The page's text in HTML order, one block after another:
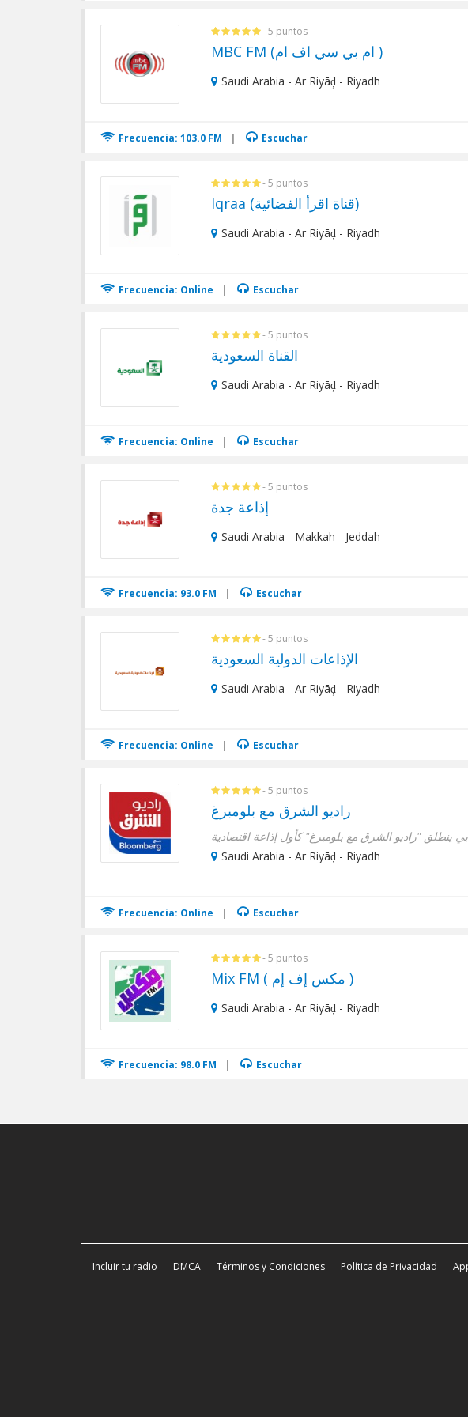
- 5 puntos
MBC FM (ام بي سي اف ام )
Saudi Arabia - Ar Riyāḑ - Riyadh
Frecuencia: 103.0 FM | Escuchar
- 5 puntos
Iqraa (قناة اقرأ الفضائية)
Saudi Arabia - Ar Riyāḑ - Riyadh
Frecuencia: Online | Escuchar
- 5 puntos
القناة السعودية
Saudi Arabia - Ar Riyāḑ - Riyadh
Frecuencia: Online | Escuchar
- 5 puntos
إذاعة جدة
Saudi Arabia - Makkah - Jeddah
Frecuencia: 93.0 FM | Escuchar
- 5 puntos
الإذاعات الدولية السعودية
Saudi Arabia - Ar Riyāḑ - Riyadh
Frecuencia: Online | Escuchar
- 5 puntos
راديو الشرق مع بلومبرغ
Saudi Arabia - Ar Riyāḑ - Riyadh
Frecuencia: Online | Escuchar
- 5 puntos
Mix FM ( مكس إف إم )
Saudi Arabia - Ar Riyāḑ - Riyadh
Frecuencia: 98.0 FM | Escuchar
Incluir tu radio DMCA Términos y Condiciones Política de Privacidad